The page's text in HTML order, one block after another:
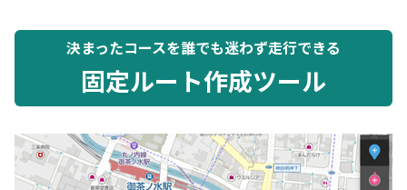
決まったコースを誰でも迷わず走行できる
固定ルート作成ツール